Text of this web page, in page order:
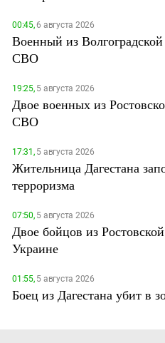
00:45,6 августа 2026
Военный из
СВО
19:25,5 августа 2026
Двое военных из
СВО
17:31,5 августа 2026
Жительница Дагестана
терроризма
07:50,5 августа 2026
Двое бойцов из
Украине
01:55,5 августа 2026
Боец из Дагестана убит в